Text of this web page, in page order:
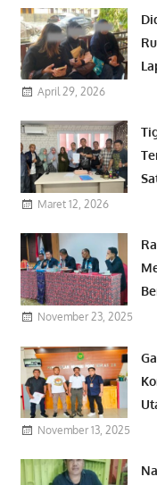
April 29, 2026
Maret 12, 2026
November 23, 2025
November 13, 2025